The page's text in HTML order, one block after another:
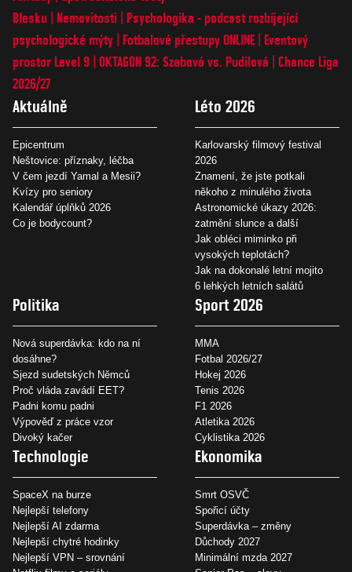
Blesku
Nemovitosti
Psychologika - podcast rozbíjející
psychologické mýty
Fotbalové přestupy ONLINE
Eventový
prostor Level 9 OKTAGON 92: Szabová vs. Pudilová
Chance Liga
2026/27
Aktuálně
Epicentrum
Neštovice: příznaky, léčba
V čem jezdí Yamal a Mesii?
Kvízy pro seniory
Kalendář úplňků 2026
Co je bodycount?
Léto 2026
Karlovarský filmový festival
2026
Znamení, že jste potkali
někoho z minulého života
Astronomické úkazy 2026:
zatmění slunce a další
Jak obléci miminko při
vysokých teplotách?
Jak na dokonalé letní mojito
6 lehkých letních salátů
Politika
Nová superdávka: kdo na ní
dosáhne?
Sjezd sudetských Němců
Proč vláda zavádí EET?
Padni komu padni
Výpověď z práce vzor
Divoký kačer
Sport 2026
MMA
Fotbal 2026/27
Hokej 2026
Tenis 2026
F1 2026
Atletika 2026
Cyklistika 2026
Technologie
SpaceX na burze
Nejlepší telefony
Nejlepší AI zdarma
Nejlepší chytré hodinky
Nejlepší VPN – srovnání
Ekonomika
Smrt OSVČ
Spořicí účty
Superdávka – změny
Důchody 2027
Minimální mzda 2027